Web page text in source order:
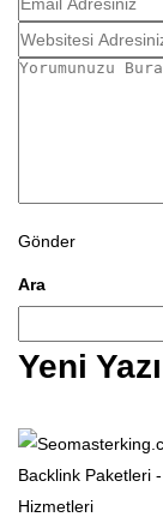
Gönder
Ara
Yeni